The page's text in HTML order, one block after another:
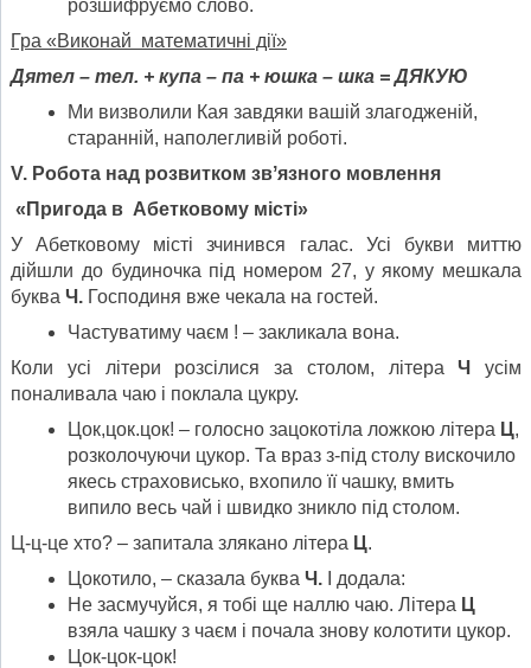
розшифруємо слово.
Гра «Виконай математичні дії»
Дятел – тел. + купа – па + юшка – шка = ДЯКУЮ
Ми визволили Кая завдяки вашій злагодженій,
старанній, наполегливій роботі.
V. Робота над розвитком звʼязного мовлення
«Пригода в Абетковому місті»
У Абетковому місті зчинився галас. Усі букви миттю
дійшли до будиночка під номером 27, у якому мешкала
буква Ч. Господиня вже чекала на гостей.
Частуватиму чаєм ! – закликала вона.
Коли усі літери розсілися за столом, літераЧ
усім
поналивала чаю і поклала цукру.
Цок,цок.цок! – голосно зацокотіла ложкою літера Ц,
розколочуючи цукор. Та враз з-під столу вискочило
якесь страховисько, вхопило її чашку, вмить
випило весь чай і швидко зникло під столом.
Ц-ц-це хто? – запитала злякано літера Ц.
Цокотило, – сказала буква Ч. І додала:
Не засмучуйся, я тобі ще наллю чаю. Літера Ц
взяла чашку з чаєм і почала знову колотити цукор.
Цок-цок-цок!